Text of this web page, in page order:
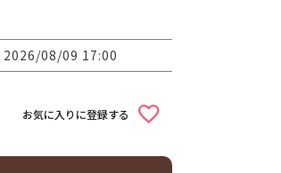
2026/08/09 17:00
お気に入りに登録する